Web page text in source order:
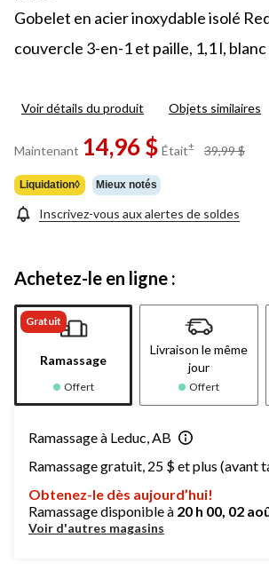
Gobelet en acier inoxydable isolé
couvercle 3-en-1 et paille, 1,1 l, blanc
Voir détails du produit Objets similaires
Maintenant 14,96 $ Était± 39,99 $
Liquidation◊ Mieux notés
Inscrivez-vous aux alertes de soldes
Achetez-le en ligne :
Gratuit
Ramassage
Offert
Livraison le même
jour
Offert
Ramassage à Leduc, AB
Ramassage gratuit, 25 $ et plus (avant
Obtenez-le dès aujourd’hui!
Ramassage disponible à 20 h 00, 02
Voir d'autres magasins